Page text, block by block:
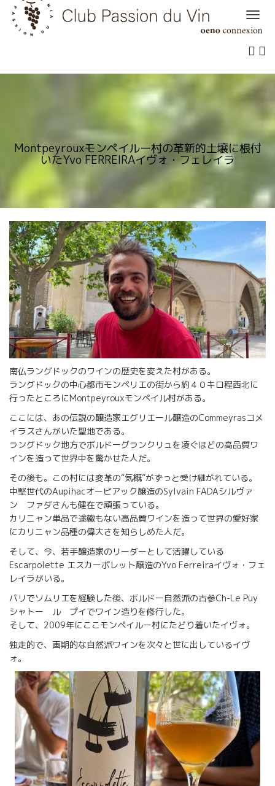
Skip
content
Montpeyrouxモンペイルー村の革新的土壌に根付
いたYvo FERREIRAイヴォ・フェレイラ
南仏ラングドックのワインの歴史を変えた村がある。
ラングドックの中心都市モンペリエの街から約４０キロ程西北に
行ったところにMontpeyrouxモンペイル村がある。
ここには、あの伝説の醸造家エグリエール醸造のCommeyrasコメ
イラスさんがいた聖地である。
ラングドック地方でボルドーグランクリュを凌ぐほどの高品質ワ
インを造って世界中を驚かせた人だ。
その後も。この村には変革の“気概”がずっと受け継がれている。
中堅世代のAupihacオーピアック醸造のSylvain FADAシルヴァ
ン ファダさんも健在で頑張っている。
カリニャン単品で途轍もない高品質ワインを造って世界の愛好家
にカリニャン品種の偉大さを知らしめた人だ。
そして、今、若手醸造家のリーダーとして活躍している
Escarpolette エスカーポレット醸造のYvo Ferreiraイヴォ・フェ
レイラがいる。
パリでソムリエを経験した後、ボルドー自然派の古参Ch-Le Puy
シャトー ル プイでワイン造りを修行した。
そして、2009年にここモンペイルー村にたどり着いたイヴォ。
独走的で、画期的な自然派ワインを次々と世に出しているイヴ
ォ。